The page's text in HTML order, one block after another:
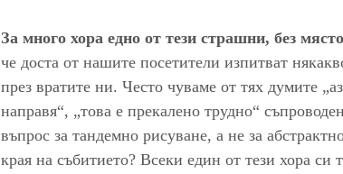
За много хора едно от тези страшни, без
че доста от нашите посетители изпитват
през вратите ни. Често чуваме от тях думите
направя“, „това е прекалено трудно“
въпрос за тандемно рисуване, а не за
края на събитието? Всеки един от тези хора си